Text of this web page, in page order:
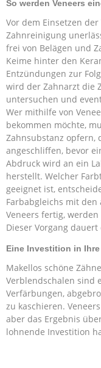
So werden Veneers
Vor dem Einsetzen
Zahnreinigung
frei von Belägen und
Keime hinter den
Entzündungen zur
wird der Zahnarzt die
untersuchen und
Wer mithilfe von
bekommen möchte,
Zahnsubstanz opfern,
angeschliffen, bevor
Abdruck wird an ein
herstellt. Welcher
geeignet ist,
Farbabgleichs mit
Veneers fertig,
Dieser Vorgang
Eine Investition in
Makellos schöne
Verblendschalen sind
Verfärbungen,
zu kaschieren.
aber das Ergebnis
lohnende Investition